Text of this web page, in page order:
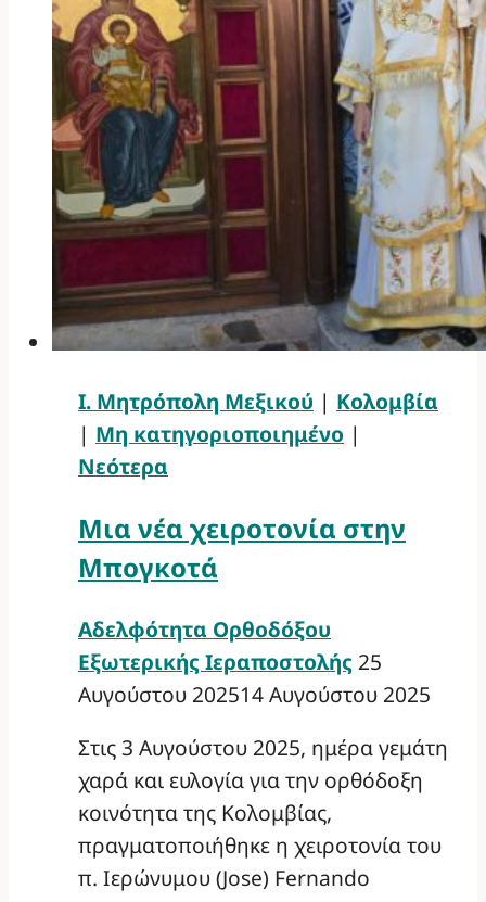
Ι. Μητρόπολη Μεξικού | Κολομβία
| Μη κατηγοριοποιημένο |
Νεότερα
Μια νέα χειροτονία στην
Μπογκοτά
Αδελφότητα Ορθοδόξου
Εξωτερικής Ιεραποστολής 25
Αυγούστου 202514 Αυγούστου 2025
Στις 3 Αυγούστου 2025, ημέρα γεμάτη
χαρά και ευλογία για την ορθόδοξη
κοινότητα της Κολομβίας,
πραγματοποιήθηκε η χειροτονία του
π. Ιερώνυμου (Jose) Fernando